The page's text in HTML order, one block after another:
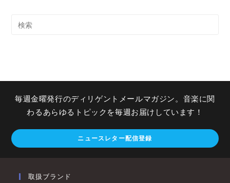
毎週金曜発行のディリゲントメールマガジン。音楽に関
わるあらゆるトピックを毎週お届けしています！
ニュースレター配信登録
取扱ブランド